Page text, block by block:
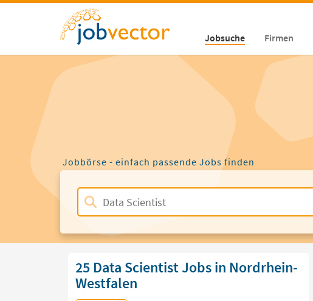
Jobsuche Firmen
Jobbörse - einfach passende Jobs finden
25 Data Scientist Jobs in Nordrhein-
Westfalen